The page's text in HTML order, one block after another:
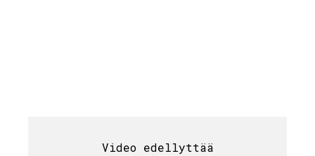
Video edellyttää